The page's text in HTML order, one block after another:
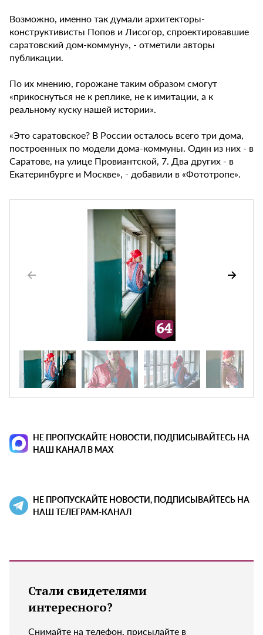
Возможно, именно так думали архитекторы-
конструктивисты Попов и Лисогор, спроектировавшие
саратовский дом-коммуну», - отметили авторы
публикации.
По их мнению, горожане таким образом смогут
«прикоснуться не к реплике, не к имитации, а к
реальному куску нашей истории».
«Это саратовское? В России осталось всего три дома,
построенных по модели дома-коммуны. Один из них - в
Саратове, на улице Провиантской, 7. Два других - в
Екатеринбурге и Москве», - добавили в «Фототропе».
НЕ ПРОПУСКАЙТЕ НОВОСТИ, ПОДПИСЫВАЙТЕСЬ НА
НАШ КАНАЛ В MAX
НЕ ПРОПУСКАЙТЕ НОВОСТИ, ПОДПИСЫВАЙТЕСЬ НА
НАШ ТЕЛЕГРАМ-КАНАЛ
Стали свидетелями
интересного?
Снимайте на телефон, присылайте в